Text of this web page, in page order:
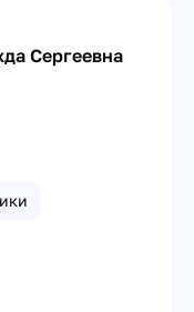
Сергеевна